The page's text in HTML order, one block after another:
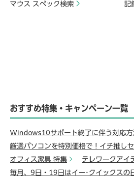
マウス スペック検索 記
おすすめ特集・キャンペーン一覧
Windows10サポート終了に伴う対応方
厳選パソコンを特別価格で！イチ推し
オフィス家具 特集
テレワークアイ
毎月、9日・19日はイー･クイックスの